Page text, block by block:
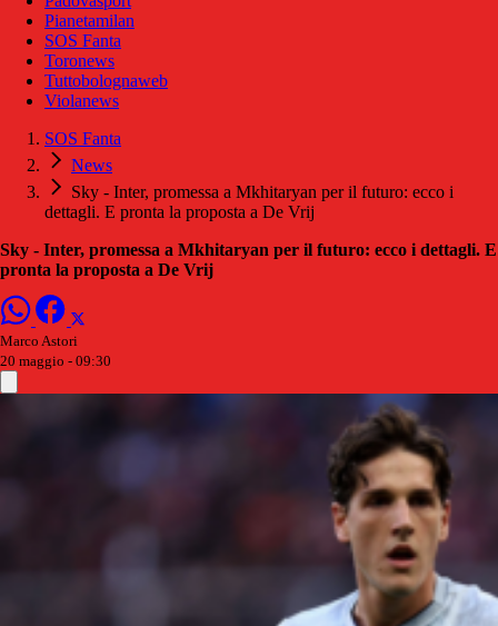
Pianetamilan
SOS Fanta
Toronews
Tuttobolognaweb
Violanews
SOS Fanta
News
Sky - Inter, promessa a Mkhitaryan per il futuro: ecco i
dettagli. E pronta la proposta a De Vrij
Sky - Inter, promessa a Mkhitaryan per il futuro: ecco i dettagli. E
pronta la proposta a De Vrij
Marco Astori
20 maggio - 09:30